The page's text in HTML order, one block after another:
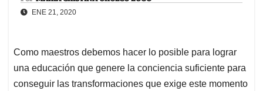
ENE 21, 2020
Como maestros debemos hacer lo posible para lograr
una educación que genere la conciencia suficiente para
conseguir las transformaciones que exige este momento